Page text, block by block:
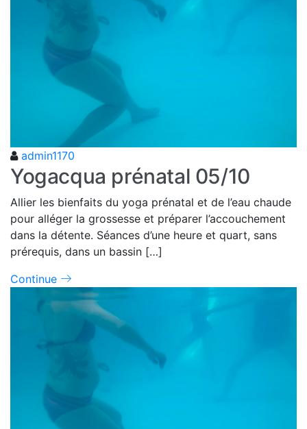
admin1170
Yogacqua prénatal 05/10
Allier les bienfaits du yoga prénatal et de l’eau chaude
pour alléger la grossesse et préparer l’accouchement
dans la détente. Séances d’une heure et quart, sans
prérequis, dans un bassin […]
Continue